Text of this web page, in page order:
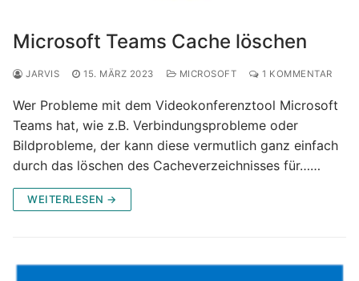
Microsoft Teams Cache löschen
JARVIS 15. MÄRZ 2023 MICROSOFT 1 KOMMENTAR
Wer Probleme mit dem Videokonferenztool Microsoft
Teams hat, wie z.B. Verbindungsprobleme oder
Bildprobleme, der kann diese vermutlich ganz einfach
durch das löschen des Cacheverzeichnisses für……
WEITERLESEN →